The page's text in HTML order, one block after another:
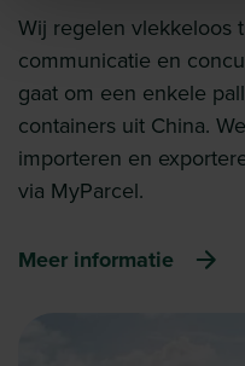
Wij regelen vlekkeloos
communicatie en
gaat om een enkele
containers uit China.
importeren en
via MyParcel.
Meer informatie